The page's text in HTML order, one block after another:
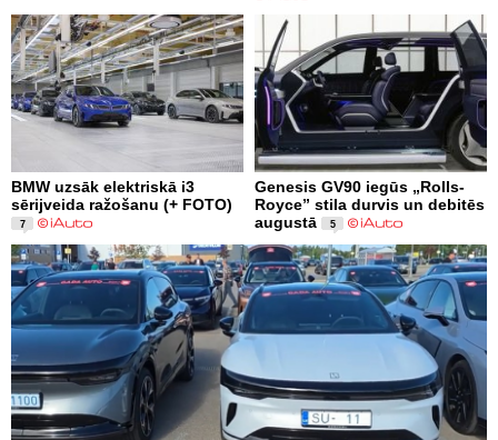
BMW uzsāk elektriskā i3
sērijveida ražošanu (+ FOTO)
7
Genesis GV90 iegūs „Rolls-
Royce” stila durvis un debitēs
augustā
5